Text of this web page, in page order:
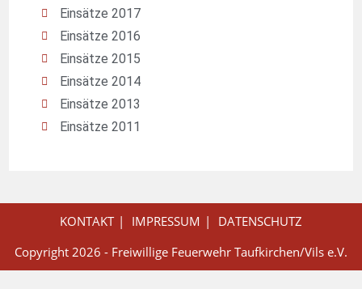
Einsätze 2017
Einsätze 2016
Einsätze 2015
Einsätze 2014
Einsätze 2013
Einsätze 2011
KONTAKT IMPRESSUM
DATENSCHUTZ
Copyright 2026 - Freiwillige Feuerwehr Taufkirchen/Vils e.V.